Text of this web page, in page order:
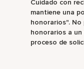
Cuidado con
mantiene una
honorarios". No
honorarios a
proceso de